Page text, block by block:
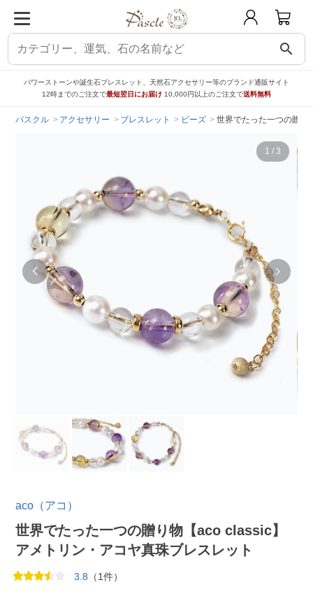
search
パワーストーンや誕生石ブレスレット、天然石アクセサリー等のブランド通販サイト
12時までのご注文で最短翌日にお届け 10,000円以上のご注文で送料無料
パスクル アクセサリー ブレスレット ビーズ 世界でたった一つの贈り
1 / 3
aco（アコ）
世界でたった一つの贈り物【aco classic】
アメトリン・アコヤ真珠ブレスレット
3.8 （1件）